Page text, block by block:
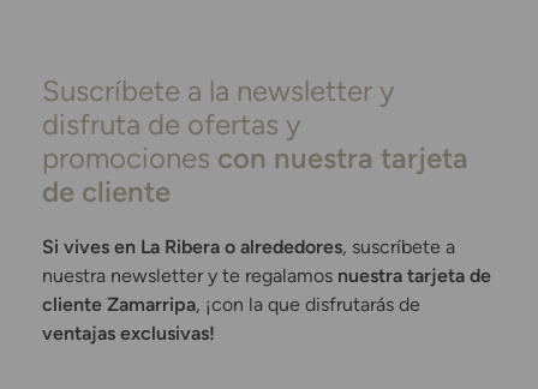
Suscríbete a la newsletter y
disfruta de ofertas y
promociones con nuestra tarjeta
de cliente
Si vives en La Ribera o alrededores, suscríbete a
nuestra newsletter y te regalamos nuestra tarjeta de
cliente Zamarripa, ¡con la que disfrutarás de
ventajas exclusivas!